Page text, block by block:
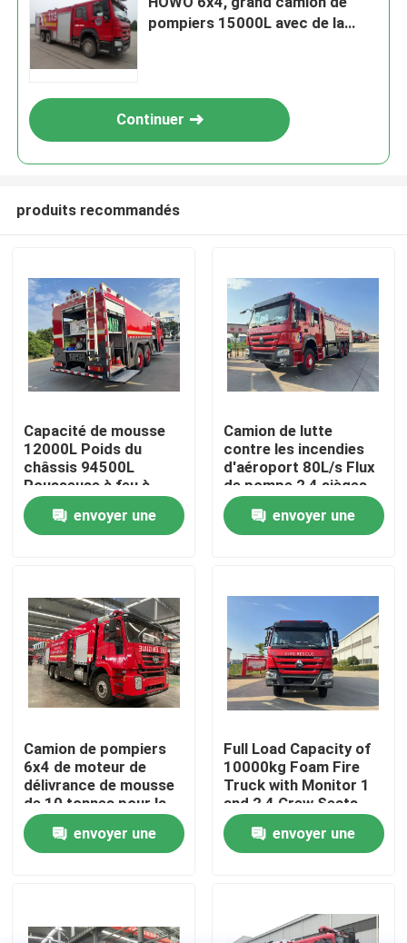
Produits
Au sujet de nous
Contrôle de qualité
Contactez-nous
Demandez une citation
Camion de pompiers de sauvetage d'urgence
Camion de pompiers à poudre sèche
pompiers 15000L avec de la
Continuer
produits recommandés
Capacité de mousse
12000L Poids du
châssis 94500L
Pousseuse à feu à
poudre sèche pour
l'extinction des
incendies
envoyer une
Camion de lutte
contre les incendies
d'aéroport 80L/s Flux
de pompe 2 4 sièges
d'équipage pour une
réponse efficace aux
incendies
envoyer une
Camion de pompiers
6x4 de moteur de
délivrance de mousse
de 10 tonnes pour la
lutte contre l'incendie
de secoursenvoyer une
Full Load Capacity of
10000kg Foam Fire
Truck with Monitor 1
and 2 4 Crew Seats
envoyer une